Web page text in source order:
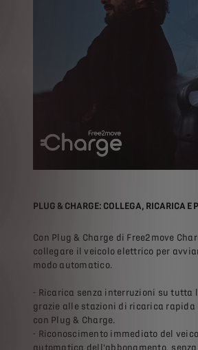
PLUG & CHARGE: COLLEGA, RICARICA E
Con Plug & Charge di Free2move
collegare il veicolo elettrico per
modo automatico.
- Ricarica senza interruzioni su tutta
grazie alle stazioni di ricarica rapida
con Plug & Charge.
- Riconoscimento immediato del
automatica dell’abbonamento, senza